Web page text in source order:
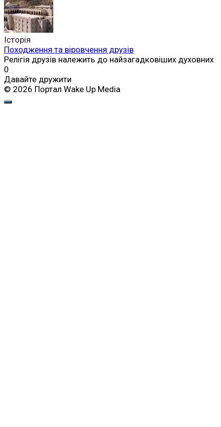
Історія
Походження та віровчення друзів
Релігія друзів належить до найзагадковіших духовних
0
Давайте дружити
© 2026 Портал Wake Up Media